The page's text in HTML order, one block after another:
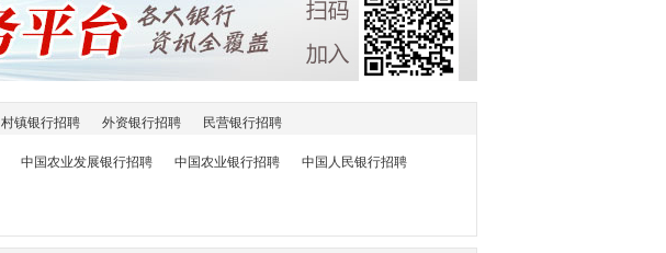
村镇银行招聘 外资银行招聘 民营银行招聘
中国农业发展银行招聘 中国农业银行招聘 中国人民银行招聘